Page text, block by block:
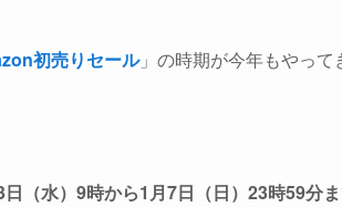
初売りセール」の時期が今年もやって
（水）9時から1月7日（日）23時59分